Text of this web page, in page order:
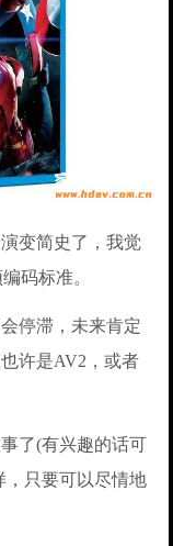
变简史了，我觉
码标准。
停滞，未来肯定
许是AV2，或者
了(有兴趣的话可
，只要可以尽情地